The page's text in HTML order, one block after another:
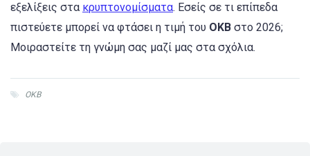
εξελίξεις στα κρυπτονομίσματα. Εσείς σε τι επίπεδα
πιστεύετε μπορεί να φτάσει η τιμή του ΟΚΒ στο 2026;
Μοιραστείτε τη γνώμη σας μαζί μας στα σχόλια.
OKB